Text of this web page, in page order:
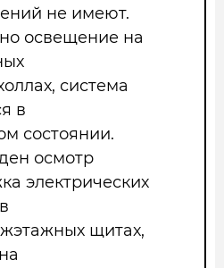
не имеют.
освещение на
система
в
состоянии.
осмотр
электрических
щитах,